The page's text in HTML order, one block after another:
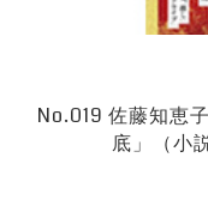
No.019 佐藤知恵
底」（小